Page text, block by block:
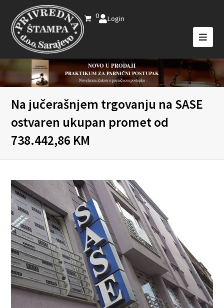
0 Login
NOVO U PRODAJI
PRAKTIKUM ZA PARNIČNI POSTUPAK
- Novelirani Zakon o parničnom postupku -
Na jučerašnjem trgovanju na SASE
ostvaren ukupan promet od
738.442,86 KM